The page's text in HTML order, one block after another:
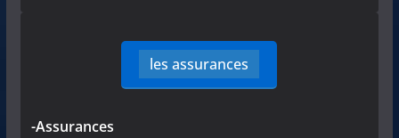
les assurances
-Assurances